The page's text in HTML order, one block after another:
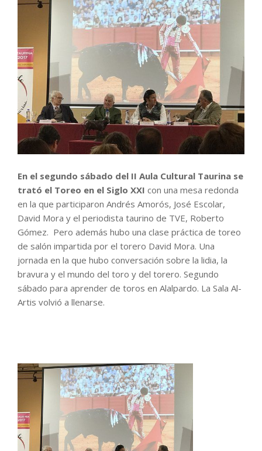
En el segundo sábado del II Aula Cultural Taurina se
trató el Toreo en el Siglo XXI con una mesa redonda
en la que participaron Andrés Amorós, José Escolar,
David Mora y el periodista taurino de TVE, Roberto
Gómez. Pero además hubo una clase práctica de toreo
de salón impartida por el torero David Mora. Una
jornada en la que hubo conversación sobre la lidia, la
bravura y el mundo del toro y del torero. Segundo
sábado para aprender de toros en Alalpardo. La Sala Al-
Artis volvió a llenarse.